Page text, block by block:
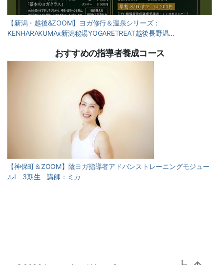
【新潟・越後&ZOOM】ヨガ修行＆温泉シリーズ：
KENHARAKUMAx新潟秘湯YOGARETREAT越後長野温…
おすすめの指導者養成コース
【神保町＆ZOOM】陰ヨガ指導者アドバンストレーニングモジュー
ルⅠ 3期生 講師：ミカ